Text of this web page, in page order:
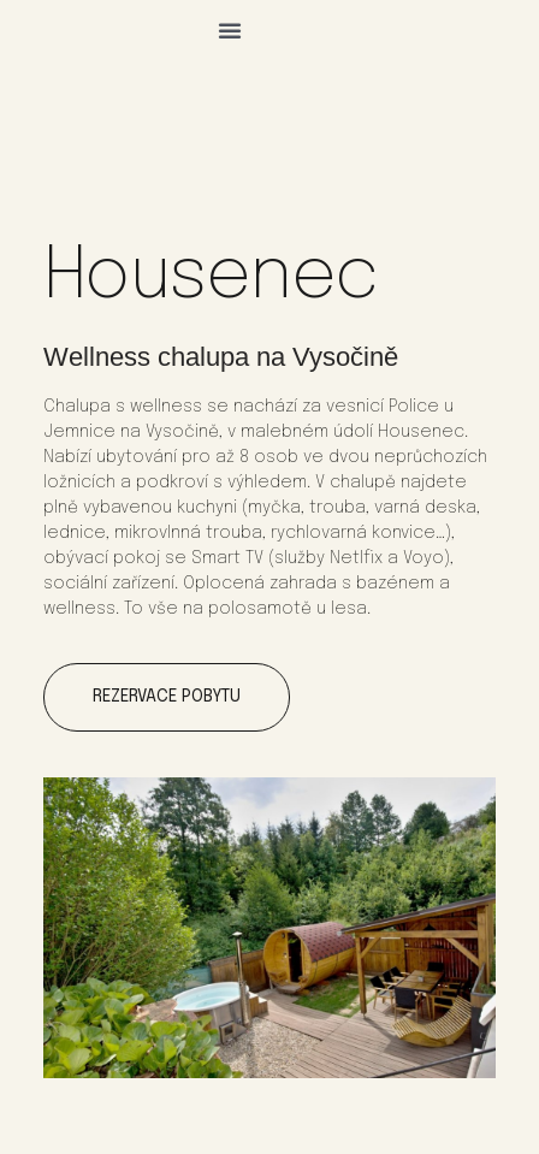
Housenec
Wellness chalupa na Vysočině
Chalupa s wellness se nachází za vesnicí Police u
Jemnice na Vysočině, v malebném údolí Housenec.
Nabízí ubytování pro až 8 osob ve dvou neprůchozích
ložnicích a podkroví s výhledem. V chalupě najdete
plně vybavenou kuchyni (myčka, trouba, varná deska,
lednice, mikrovlnná trouba, rychlovarná konvice…),
obývací pokoj se Smart TV (služby Netlfix a Voyo),
sociální zařízení. Oplocená zahrada s bazénem a
wellness. To vše na polosamotě u lesa.
REZERVACE POBYTU